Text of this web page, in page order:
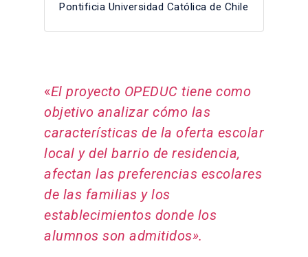
Pontificia Universidad Católica de Chile
«El proyecto OPEDUC tiene como
objetivo analizar cómo las
características de la oferta escolar
local y del barrio de residencia,
afectan las preferencias escolares
de las familias y los
establecimientos donde los
alumnos son admitidos».